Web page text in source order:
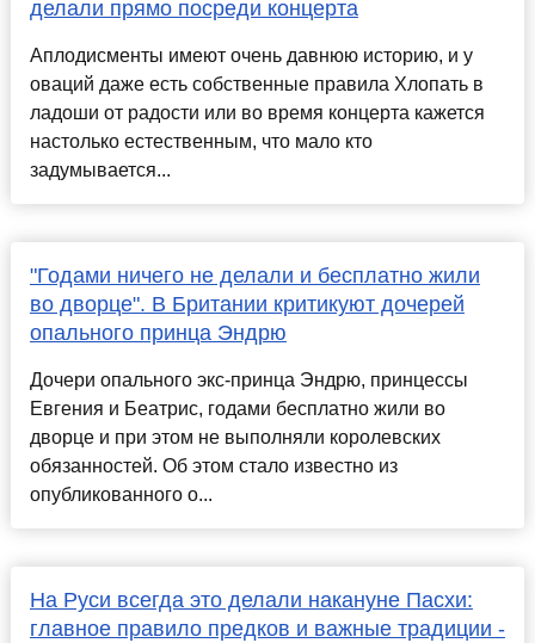
делали прямо посреди концерта
Аплодисменты имеют очень давнюю историю, и у
оваций даже есть собственные правила Хлопать в
ладоши от радости или во время концерта кажется
настолько естественным, что мало кто
задумывается...
"Годами ничего не делали и бесплатно жили
во дворце". В Британии критикуют дочерей
опального принца Эндрю
Дочери опального экс-принца Эндрю, принцессы
Евгения и Беатрис, годами бесплатно жили во
дворце и при этом не выполняли королевских
обязанностей. Об этом стало известно из
опубликованного о...
На Руси всегда это делали накануне Пасхи:
главное правило предков и важные традиции -